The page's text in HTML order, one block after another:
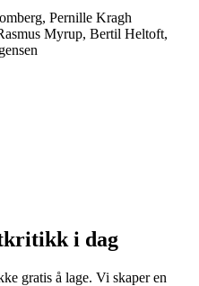
Pernille Kragh
Myrup, Bertil Heltoft,
i dag
gratis å lage. Vi skaper en